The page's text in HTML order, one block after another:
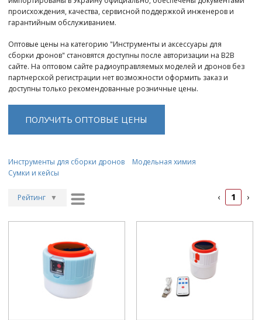
Бренды
Войти в B2B
Стать партнером
происхождения, качества, сервисной поддержкой инженеров и
гарантийным обслуживанием.
Оптовые цены на категорию "Инструменты и аксессуары для
сборки дронов" становятся доступны после авторизации на B2B
сайте. На оптовом сайте радиоуправляемых моделей и дронов без
партнерской регистрации нет возможности оформить заказ и
доступны только рекомендованные розничные цены.
ПОЛУЧИТЬ ОПТОВЫЕ ЦЕНЫ
Инструменты для сборки дронов
Модельная химия
Сумки и кейсы
Рейтинг ▼
▼
▼
‹ 1 ›